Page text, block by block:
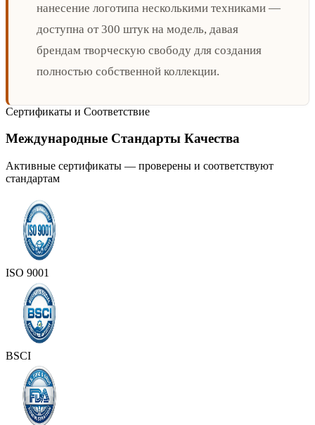
нанесение логотипа несколькими техниками —
доступна от 300 штук на модель, давая
брендам творческую свободу для создания
полностью собственной коллекции.
Сертификаты и Соответствие
Международные Стандарты Качества
Активные сертификаты — проверены и соответствуют
стандартам
ISO 9001
BSCI